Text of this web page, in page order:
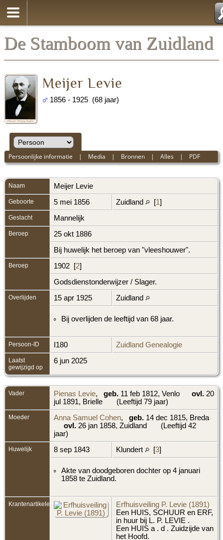
De Stamboom van Zuidland
Meijer Levie
1856 - 1925 (68 jaar)
Persoonlijke informatie | Media | Bronnen |Alles | PDF
Naam Meijer Levie
Geboorte 5 mei 1856 Zuidland [1 ]
Geslacht Mannelijk
Beroep
25 okt 1886
Bij huwelijk het beroep van "vleeshouwer".
Beroep 1902 [2]
Godsdienstonderwijzer / Slager.
Overlijden 15 apr 1925 Zuidland
Bij overlijden de leeftijd van 68 jaar.
Persoon-ID I180 Zuidland Genealogie
Laatst
gewijzigd op
6 jun 2025
Vader Pienas Levie, geb. 11 feb 1812, Venlo ovl. 20
jul 1891, Brielle
(Leeftijd 79 jaar)
Moeder Anna Samuel Cohen, geb. 14 dec 1815, Breda
ovl. 26 jan 1858, Zuidland
(Leeftijd 42
jaar)
Huwelijk 8 sep 1843 Klundert [3]
Akte van doodgeboren dochter op 4 januari
1858 te Zuidland.
Krantenartikelen
Erfhuisveiling P. Levie (1891)
Een HUIS, SCHUUR en ERF,
in huur bij L. P. LEVIE .
Een HUIS a . d . Zuidzijde van
het Hoofd.